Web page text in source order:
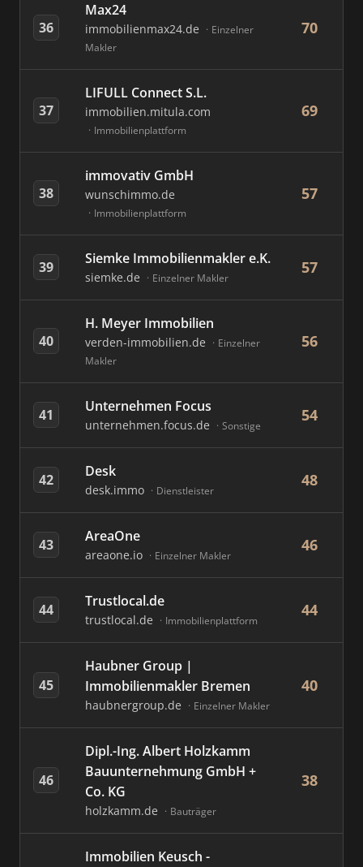
36
Max24
immobilienmax24.de
Einzelner
Makler
70
37
LIFULL Connect S.L.
immobilien.mitula.com
Immobilienplattform
69
38
immovativ GmbH
wunschimmo.de
Immobilienplattform
57
39 Siemke Immobilienmakler e.K.
siemke.de Einzelner Makler
57
40
H. Meyer Immobilien
verden-immobilien.de
Einzelner
Makler
56
41 Unternehmen Focus
unternehmen.focus.de Sonstige
54
42 Desk
desk.immo Dienstleister
48
43 AreaOne
areaone.io Einzelner Makler
46
44 Trustlocal.de
trustlocal.de Immobilienplattform
44
45
Haubner Group |
Immobilienmakler Bremen
haubnergroup.de Einzelner Makler
40
46
Dipl.-Ing. Albert Holzkamm
Bauunternehmung GmbH +
Co. KG
holzkamm.de Bauträger
38
Immobilien Keusch -